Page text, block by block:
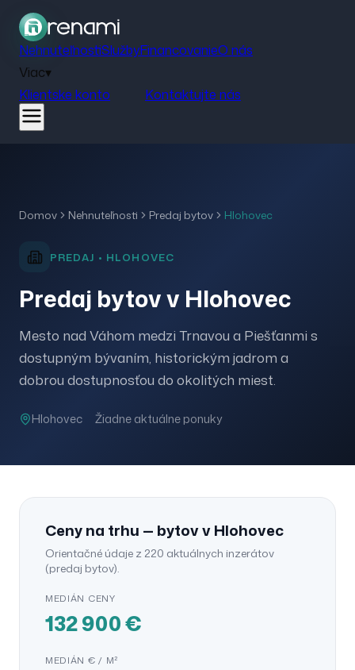
NehnuteľnostiSlužbyFinancovanieO nás
Viac▾
Klientske konto
Kontaktujte nás
Domov Nehnuteľnosti Predaj bytov Hlohovec
PREDAJ • HLOHOVEC
Predaj bytov v Hlohovec
Mesto nad Váhom medzi Trnavou a Piešťanmi s
dostupným bývaním, historickým jadrom a
dobrou dostupnosťou do okolitých miest.
Hlohovec Žiadne aktuálne ponuky
Ceny na trhu — bytovvHlohovec
Orientačné údaje z 220 aktuálnych inzerátov
(predaj bytov).
MEDIÁN CENY
132 900€
MEDIÁN € / M²